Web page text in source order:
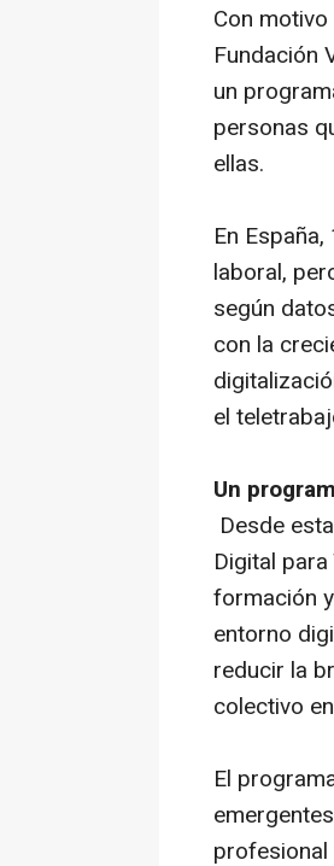
Con
Fundación
un
personas
ellas.
En
laboral,
según
con la
el
Un
Desde
Digital
formación
entorno
reducir la
colectivo
El